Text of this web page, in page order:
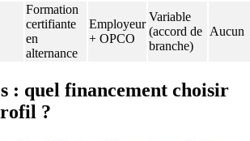
Formation
certifiante
en
alternance
Employeur
+ OPCO
Variable
(accord de
branche)
Aucun
: quel financement choisir
?